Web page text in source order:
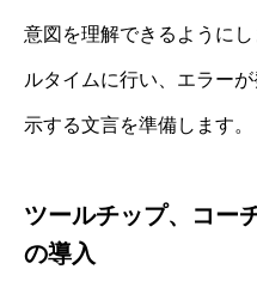
意図を理解できるように
ルタイムに行い、エラー
示する文言を準備します。
ツールチップ、コー
の導入